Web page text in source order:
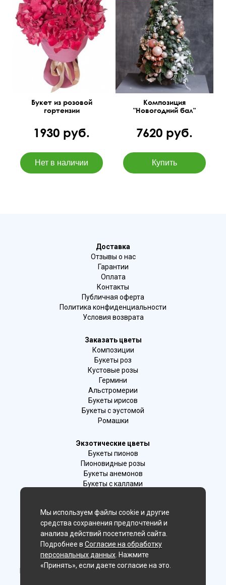
Букет из розовой
гортензии
1930 руб.
Композиция
"Новогодний бал"
7620 руб.
Доставка
Отзывы о нас
Гарантии
Оплата
Контакты
Публичная оферта
Политика конфиденциальности
Условия возврата
Заказать цветы
Композиции
Букеты роз
Кустовые розы
Гермини
Альстромерии
Букеты ирисов
Букеты с эустомой
Ромашки
Экзотические цветы
Букеты пионов
Пионовидные розы
Букеты анемонов
Букеты с каллами
Лаванда
Гиацинты
Мы в соц. сетях:
Новосибирск, 2-й Бронный пер., 28/1 (цветочный салон)
Мы используем файлы cookie и другие
средства сохранения предпочтений и
анализа действий посетителей сайта.
Подробнее в Согласие на обработку
персональных данных . Нажмите
«Принять», если даете согласие на это.